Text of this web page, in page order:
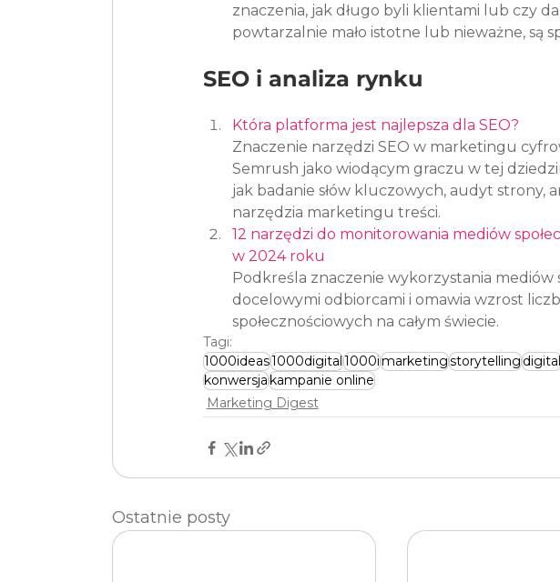
znaczenia, jak długo byli klientami lub czy
powtarzalnie mało istotne lub nieważne, są
SEO i analiza rynku
Która platforma jest najlepsza dla SEO?
Znaczenie narzędzi SEO w marketingu
Semrush jako wiodącym graczu w tej
jak badanie słów kluczowych, audyt strony,
narzędzia marketingu treści.
12 narzędzi do monitorowania mediów
w 2024 roku
Podkreśla znaczenie wykorzystania mediów
docelowymi odbiorcami i omawia wzrost
społecznościowych na całym świecie.
Tagi:
1000ideas1000digital1000imarketingstorytellingdigital
konwersjakampanie online
Marketing Digest
Ostatnie posty